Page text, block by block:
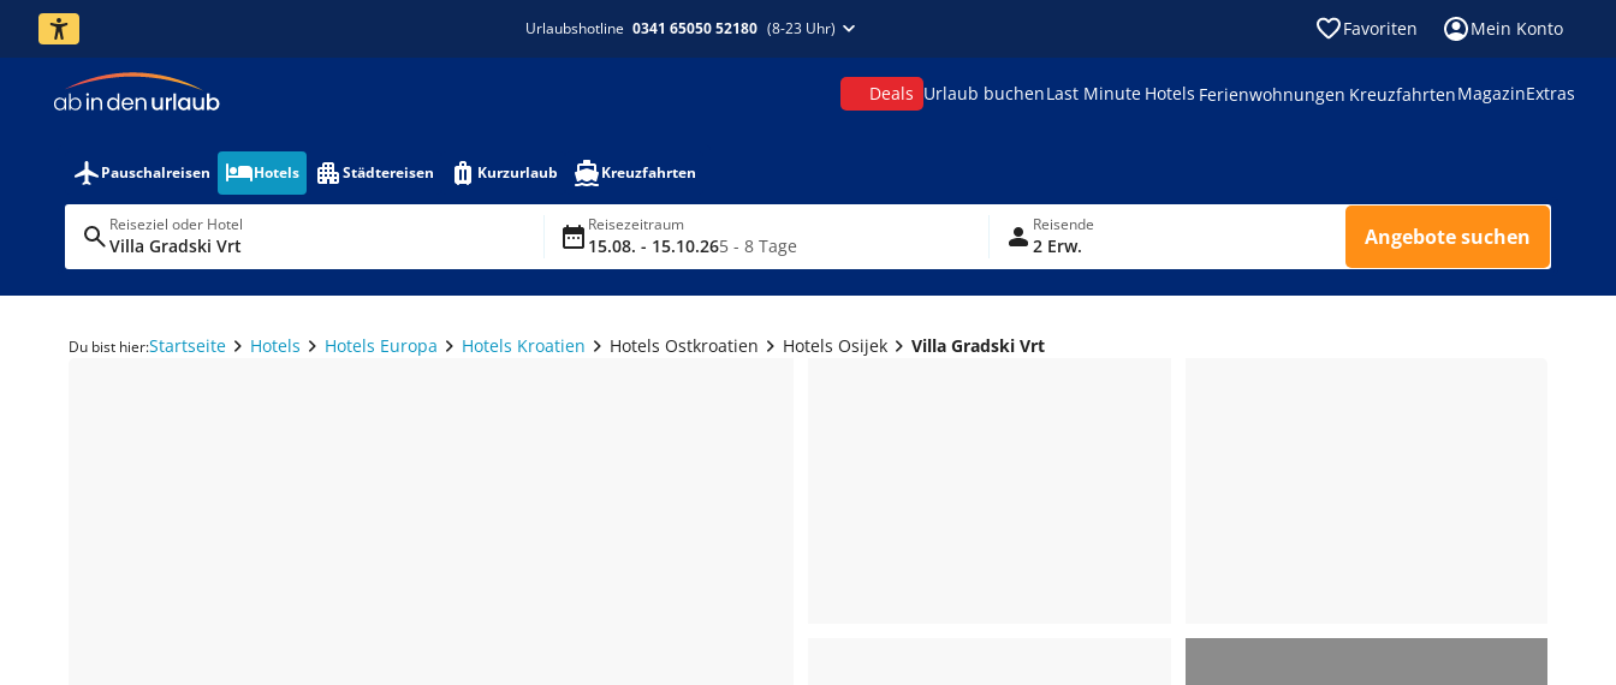
Urlaubshotline 0341 65050 52180 (8-23 Uhr) Favoriten Mein Konto
Deals Urlaub buchenLast Minute Hotels Ferienwohnungen KreuzfahrtenMagazinExtras
Pauschalreisen Hotels Städtereisen Kurzurlaub Kreuzfahrten
Reiseziel oder Hotel
Villa Gradski Vrt
Reisezeitraum
15.08. - 15.10.265 - 8 Tage
Reisende
2 Erw. Angebote suchen
Du bist hier:Startseite Hotels Hotels Europa Hotels Kroatien Hotels Ostkroatien Hotels Osijek Villa Gradski Vrt